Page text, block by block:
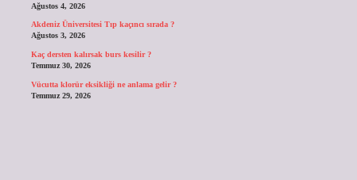
Ağustos 4, 2026
Akdeniz Üniversitesi Tıp kaçıncı sırada ?
Ağustos 3, 2026
Kaç dersten kalırsak burs kesilir ?
Temmuz 30, 2026
Vücutta klorür eksikliği ne anlama gelir ?
Temmuz 29, 2026